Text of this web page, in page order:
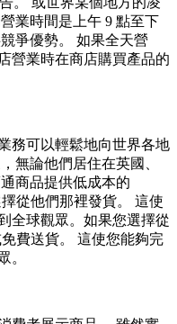
業時間是上午 9 點至下
爭優勢。 如果全天營
營業時在商店購買產品的
務可以輕鬆地向世界各地
無論他們居住在英國、
商品提供低成本的
從他們那裡發貨。 這使
全球觀眾。如果您選擇從
費送貨。 這使您能夠完
。